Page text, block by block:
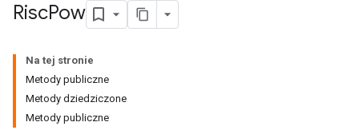
RiscPow
Na tej stronie
Metody publiczne
Metody dziedziczone
Metody publiczne